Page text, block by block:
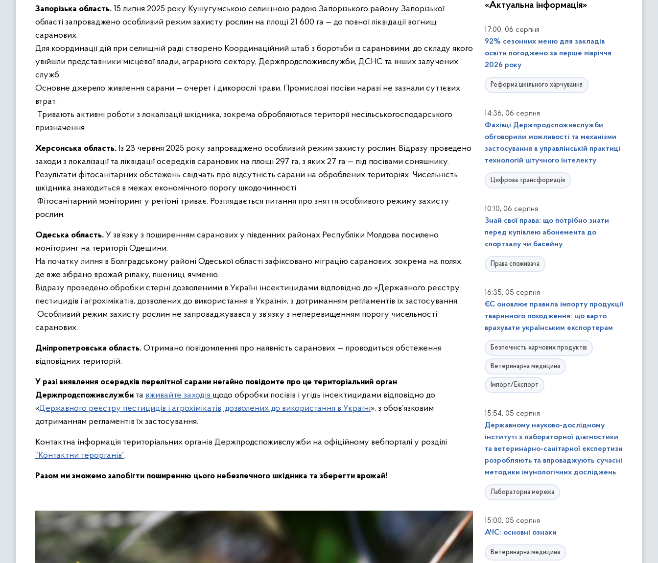
Запорізька область. 15 липня 2025 року Кушугумською селищною радою Запорізького району Запорізької
області запроваджено особливий режим захисту рослин на площі 21 600 га — до повної ліквідації вогнищ
саранових.
Для координації дій при селищній раді створено Координаційний штаб з боротьби із сарановими, до складу якого
увійшли представники місцевої влади, аграрного сектору, Держпродспоживслужби, ДСНС та інших залучених
служб.
Основне джерело живлення сарани — очерет і дикорослі трави. Промислові посіви наразі не зазнали суттєвих
втрат.
Тривають активні роботи з локалізації шкідника, зокрема обробляються території несільськогосподарського
призначення.
Херсонська область. Із 23 червня 2025 року запроваджено особливий режим захисту рослин. Відразу проведено
заходи з локалізації та ліквідації осередків саранових на площі 297 га, з яких 27 га — під посівами соняшнику.
Результати фітосанітарних обстежень свідчать про відсутність сарани на оброблених територіях. Чисельність
шкідника знаходиться в межах економічного порогу шкодочинності.
Фітосанітарний моніторинг у регіоні триває. Розглядається питання про зняття особливого режиму захисту
рослин.
Одеська область. У зв’язку з поширенням саранових у південних районах Республіки Молдова посилено
моніторинг на території Одещини.
На початку липня в Болградському районі Одеської області зафіксовано міграцію саранових, зокрема на полях,
де вже зібрано врожай ріпаку, пшениці, ячменю.
Відразу проведено обробки стерні дозволеними в Україні інсектицидами відповідно до «Державного реєстру
пестицидів і агрохімікатів, дозволених до використання в Україні», з дотриманням регламентів їх застосування.
Особливий режим захисту рослин не запроваджувався у зв’язку з неперевищенням порогу чисельності
саранових.
Дніпропетровська область. Отримано повідомлення про наявність саранових — проводиться обстеження
відповідних територій.
У разі виявлення осередків перелітної сарани негайно повідомте про це територіальний орган
Держпродспоживслужби та вживайте заходів щодо обробки посівів і угідь інсектицидами відповідно до
«Державного реєстру пестицидів і агрохімікатів, дозволених до використання в Україні», з обов’язковим
дотриманням регламентів їх застосування.
Контактна інформація територіальних органів Держпродспоживслужби на офіційному вебпорталі у розділі
“Контактни терорганів”.
Разом ми зможемо запобігти поширенню цього небезпечного шкідника та зберегти врожай!
«Актуальна інформація»
17:00, 06 серпня
92% сезонних меню для закладів
освіти погоджено за перше півріччя
2026 року
Реформа шкільного харчування
14:36, 06 серпня
Фахівці Держпродспоживслужби
обговорили можливості та механізми
застосування в управлінській практиці
технологій штучного інтелекту
Цифрова трансформація
10:10, 06 серпня
Знай свої права: що потрібно знати
перед купівлею абонемента до
спортзалу чи басейну
Права споживача
16:35, 05 серпня
ЄС оновлює правила імпорту продукції
тваринного походження: що варто
врахувати українським експортерам
Безпечність харчових продуктів
Ветеринарна медицина
Імпорт/Експорт
15:54, 05 серпня
Державному науково-дослідному
інституті з лабораторної діагностики
та ветеринарно-санітарної експертизи
розробляють та впроваджують сучасні
методики імунологічних досліджень
Лабораторна мережа
15:00, 05 серпня
АЧС: основні ознаки
Ветеринарна медицина